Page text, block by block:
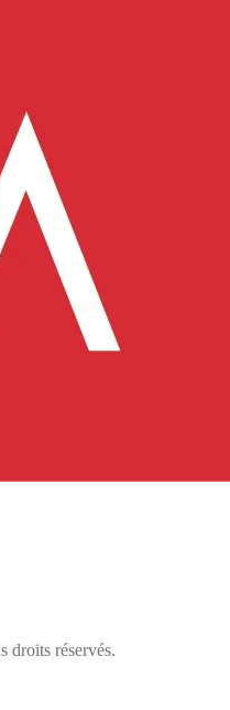
droits réservés.